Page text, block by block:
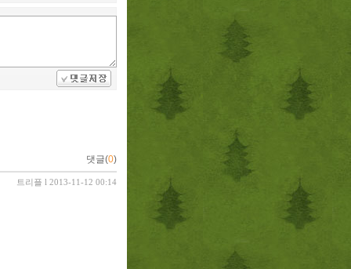
댓글(0)
트리플 l 2013-11-12 00:14